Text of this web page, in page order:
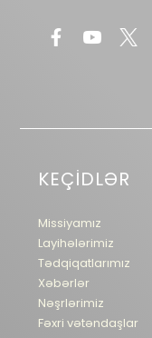
KEÇİDLƏR
Missiyamız
Layihələrimiz
Tədqiqatlarımız
Xəbərlər
Nəşrlərimiz
Fəxri vətəndaşlar